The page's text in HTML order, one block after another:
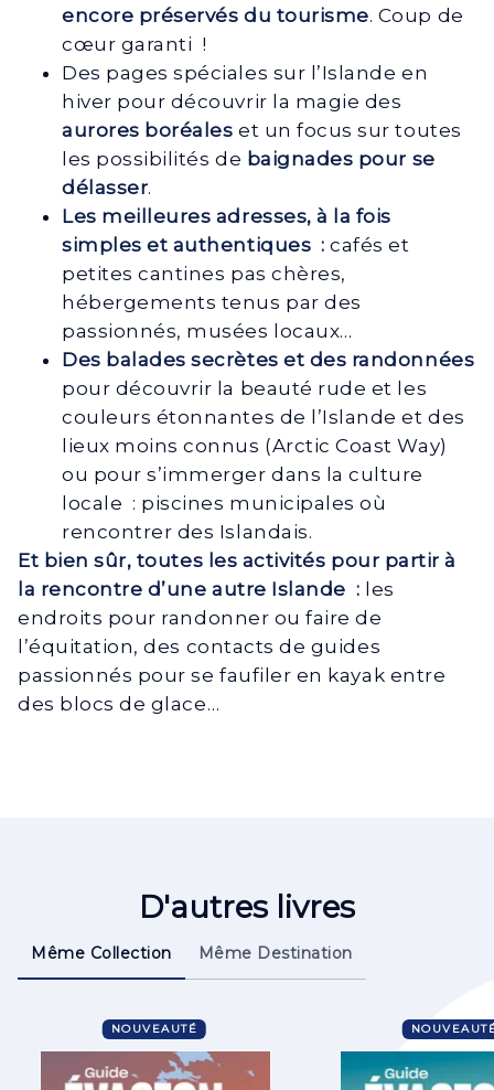
encore préservés du tourisme. Coup de
cœur garanti !
Des pages spéciales sur l’Islande en
hiver pour découvrir la magie des
aurores boréales et un focus sur toutes
les possibilités de baignades pour se
délasser.
Les meilleures adresses, à la fois
simples et authentiques : cafés et
petites cantines pas chères,
hébergements tenus par des
passionnés, musées locaux…
Des balades secrètes et des randonnées
pour découvrir la beauté rude et les
couleurs étonnantes de l’Islande et des
lieux moins connus (Arctic Coast Way)
ou pour s’immerger dans la culture
locale : piscines municipales où
rencontrer des Islandais.
Et bien sûr, toutes les activités pour partir à
la rencontre d’une autre Islande : les
endroits pour randonner ou faire de
l’équitation, des contacts de guides
passionnés pour se faufiler en kayak entre
des blocs de glace…
D'autres livres
Même Collection Même Destination
NOUVEAUTÉ